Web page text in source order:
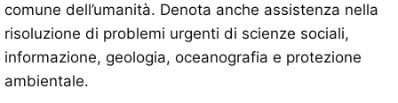
comune dell’umanità. Denota anche assistenza nella
risoluzione di problemi urgenti di scienze sociali,
informazione, geologia, oceanografia e protezione
ambientale.